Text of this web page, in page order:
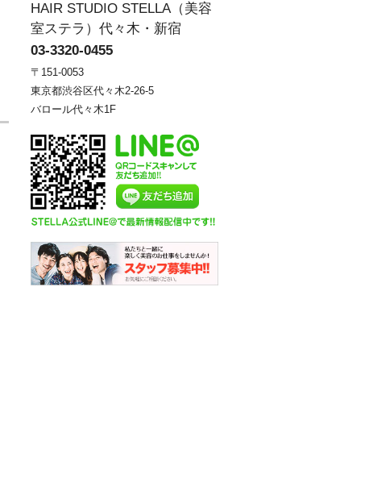
HAIR STUDIO STELLA（美容
室ステラ）代々木・新宿
03-3320-0455
〒151-0053
東京都渋谷区代々木2-26-5
バロール代々木1F